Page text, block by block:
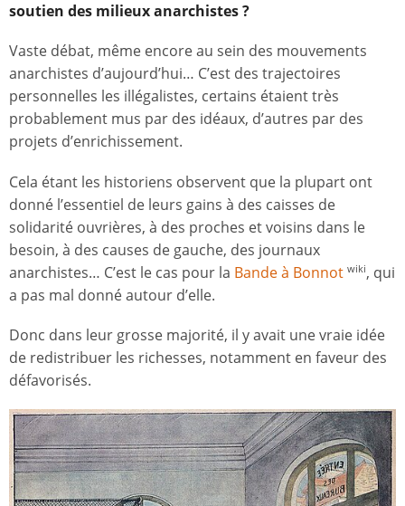
soutien des milieux anarchistes ?
Vaste débat, même encore au sein des mouvements
anarchistes d’aujourd’hui… C’est des trajectoires
personnelles les illégalistes, certains étaient très
probablement mus par des idéaux, d’autres par des
projets d’enrichissement.
Cela étant les historiens observent que la plupart ont
donné l’essentiel de leurs gains à des caisses de
solidarité ouvrières, à des proches et voisins dans le
besoin, à des causes de gauche, des journaux
anarchistes… C’est le cas pour la Bande à Bonnot wiki, qui
a pas mal donné autour d’elle.
Donc dans leur grosse majorité, il y avait une vraie idée
de redistribuer les richesses, notamment en faveur des
défavorisés.